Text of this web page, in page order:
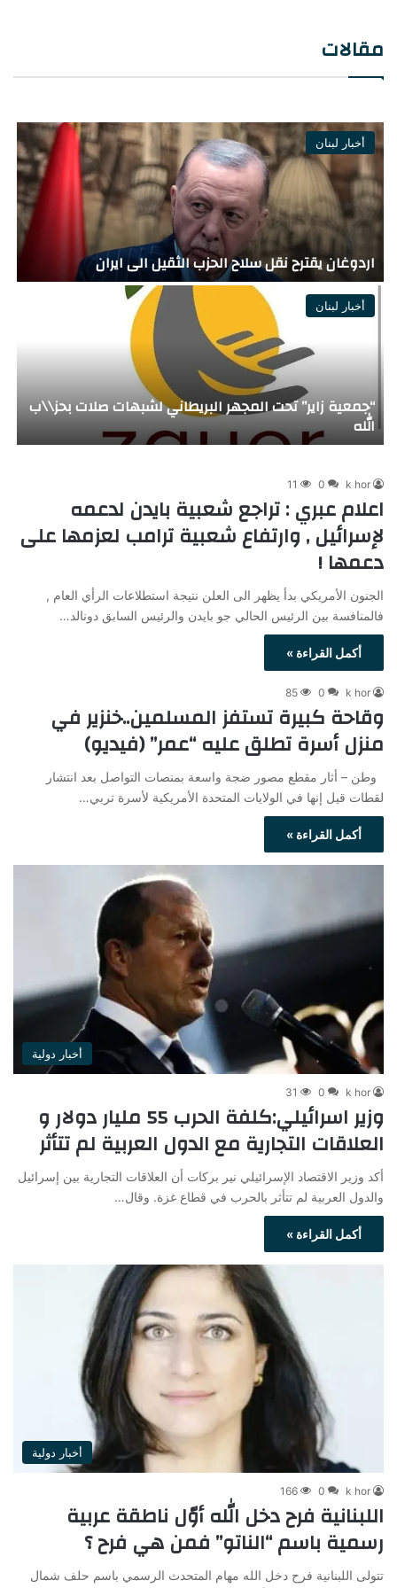
مقالات
أخبار لبنان
أملاك منظمة التحرير في لبنان.. من يملك “إرث” ؟
أخبار لبنان
تدهور الوضع الصحي للسفير الفلسطيني اشرف دبور
ومعلومات عن استرداده الى رام الله لمحاكمته
k hor
0
11
اعلام عبري : تراجع شعبية بايدن لدعمه
لإسرائيل , وارتفاع شعبية ترامب لعزمها على
دعمها !
الجنون الأمريكي بدأ يظهر الى العلن نتيجة استطلاعات الرأي العام ,
فالمنافسة بين الرئيس الحالي جو بايدن والرئيس السابق دونالد…
أكمل القراءة »
k hor
0
85
وقاحة كبيرة تستفز المسلمين..خنزير في
منزل أسرة تطلق عليه “عمر” (فيديو)
وطن – أثار مقطع مصور ضجة واسعة بمنصات التواصل بعد انتشار
لقطات قيل إنها في الولايات المتحدة الأمريكية لأسرة تربي…
أكمل القراءة »
أخبار دولية
k hor
0
31
وزير اسرائيلي:كلفة الحرب 55 مليار دولار و
العلاقات التجارية مع الدول العربية لم تتأثر
أكد وزير الاقتصاد الإسرائيلي نير بركات أن العلاقات التجارية بين إسرائيل
والدول العربية لم تتأثر بالحرب في قطاع غزة. وقال…
أكمل القراءة »
أخبار دولية
k hor
0
166
اللبنانية فرح دخل الله أوّل ناطقة عربية
رسمية باسم “الناتو” فمن هي فرح ؟
تتولى اللبنانية فرح دخل الله مهام المتحدث الرسمي باسم حلف شمال